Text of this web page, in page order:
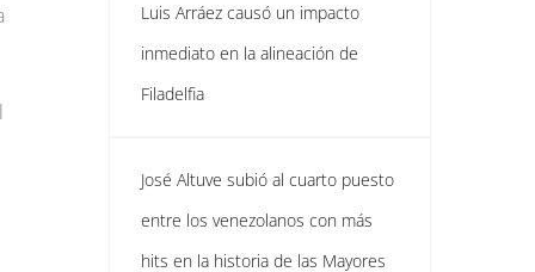
Luis Arráez causó un impacto
inmediato en la alineación de
Filadelfia
José Altuve subió al cuarto puesto
entre los venezolanos con más
hits en la historia de las Mayores